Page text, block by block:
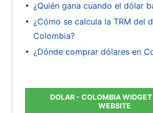
¿Quién gana cuando el dólar
¿Cómo se calcula la TRM del
Colombia?
¿Dónde comprar dólares en
DOLAR - COLOMBIA WIDGET
WEBSITE